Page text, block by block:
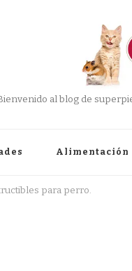
al blog de
Alimentación
para perro.